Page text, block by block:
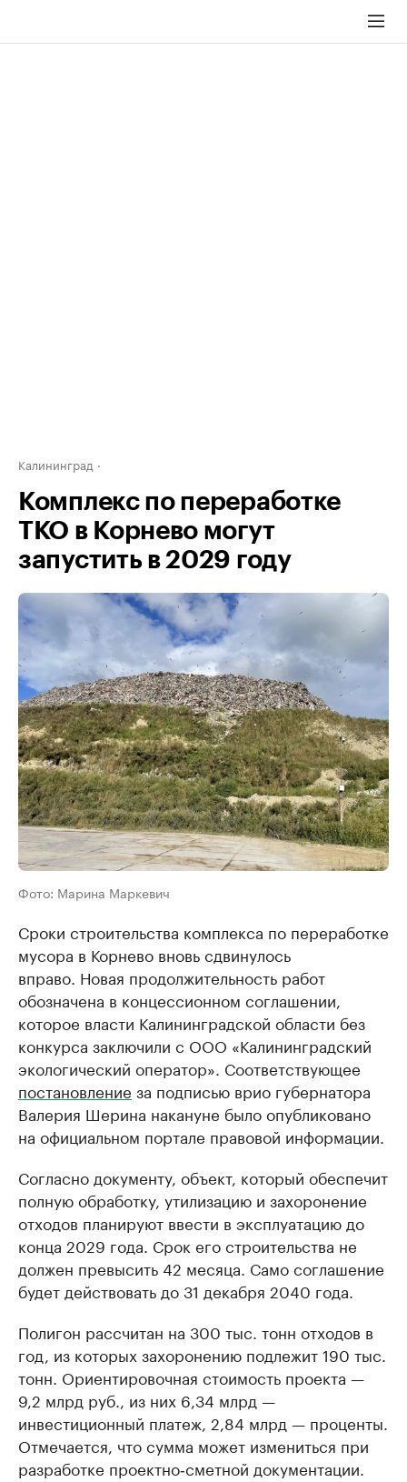
Калининград
Комплекс по переработке
ТКО в Корнево могут
запустить в 2029 году
Фото: Марина Маркевич
Сроки строительства комплекса по переработке
мусора в Корнево вновь сдвинулось
вправо. Новая продолжительность работ
обозначена в концессионном соглашении,
которое власти Калининградской области без
конкурса заключили с ООО «Калининградский
экологический оператор». Соответствующее
постановление за подписью врио губернатора
Валерия Шерина накануне было опубликовано
на официальном портале правовой информации.
Согласно документу, объект, который обеспечит
полную обработку, утилизацию и захоронение
отходов планируют ввести в эксплуатацию до
конца 2029 года. Срок его строительства не
должен превысить 42 месяца. Само соглашение
будет действовать до 31 декабря 2040 года.
Полигон рассчитан на 300 тыс. тонн отходов в
год, из которых захоронению подлежит 190 тыс.
тонн. Ориентировочная стоимость проекта —
9,2 млрд руб., из них 6,34 млрд —
инвестиционный платеж, 2,84 млрд — проценты.
Отмечается, что сумма может измениться при
разработке проектно‑сметной документации.